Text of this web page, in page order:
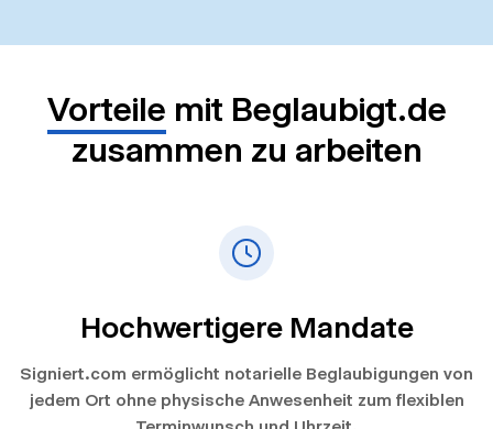
Vorteile mit Beglaubigt.de
zusammen zu arbeiten
Hochwertigere Mandate
Signiert.com ermöglicht notarielle Beglaubigungen von
jedem Ort ohne physische Anwesenheit zum flexiblen